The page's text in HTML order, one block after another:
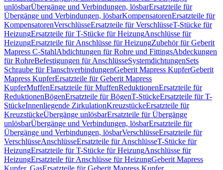
unlösbarÜbergänge und Verbindungen, lösbarErsatzteile für
Übergänge und Verbindungen, lösbarKompensatorenErsatzteile für
KompensatorenVerschlüsseErsatzteile für VerschlüsseT-Stücke für
HeizungErsatzteile für T-Stücke für HeizungAnschlüsse für
HeizungErsatzteile für Anschlüsse für HeizungZubehör für Geberit
Mapress C-StahlAbdichtungen für Rohre und FittingsAbdeckungen
für RohreBefestigungen für AnschlüsseSystemdichtungenSets
Schraube für FlanschverbindungenGeberit Mapress KupferGeberit
Mapress KupferErsatzteile für Geberit Mapress
KupferMuffenErsatzteile für MuffenReduktionenErsatzteile für
ReduktionenBögenErsatzteile für BögenT-StückeErsatzteile für T-
StückeInnenliegende ZirkulationKreuzstückeErsatzteile für
KreuzstückeÜbergänge unlösbarErsatzteile für Übergänge
unlösbarÜbergänge und Verbindungen, lösbarErsatzteile für
Übergänge und Verbindungen, lösbarVerschlüsseErsatzteile für
VerschlüsseAnschlüsseErsatzteile für AnschlüsseT-Stücke für
HeizungErsatzteile für T-Stücke für HeizungAnschlüsse für
HeizungErsatzteile für Anschlüsse für HeizungGeberit Mapress
Kupfer, GasErsatzteile für Geberit Mapress Kupfer,